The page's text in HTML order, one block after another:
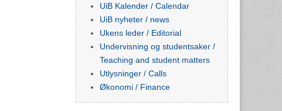
UiB Kalender / Calendar
UiB nyheter / news
Ukens leder / Editorial
Undervisning og studentsaker /
Teaching and student matters
Utlysninger / Calls
Økonomi / Finance